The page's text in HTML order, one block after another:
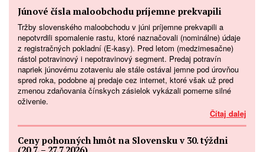
Júnové čísla maloobchodu príjemne prekvapili
Tržby slovenského maloobchodu v júni príjemne prekvapili a
nepotvrdili spomalenie rastu, ktoré naznačovali (nominálne) údaje
z registračných pokladní (E-kasy). Pred letom (medzimesačne)
rástol potravinový i nepotravinový segment. Predaj potravín
napriek júnovému zotaveniu ale stále ostával jemne pod úrovňou
spred roka, podobne aj predaje cez internet, ktoré však už pred
zmenou zdaňovania čínskych zásielok vykázali pomerne silné
oživenie.
Čítaj dalej
Ceny pohonných hmôt na Slovensku v 30. týždni
(20.7. – 27.7.2026)